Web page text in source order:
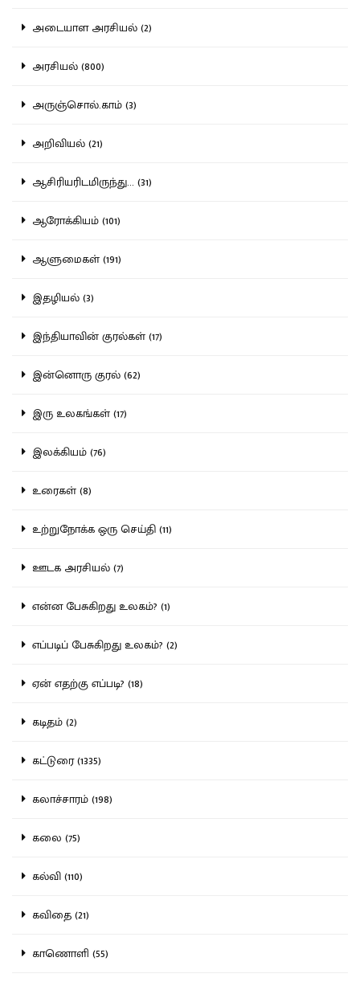
அடையாள அரசியல் (2)
அரசியல் (800)
அருஞ்சொல்.காம் (3)
அறிவியல் (21)
ஆசிரியரிடமிருந்து... (31)
ஆரோக்கியம் (101)
ஆளுமைகள் (191)
இதழியல் (3)
இந்தியாவின் குரல்கள் (17)
இன்னொரு குரல் (62)
இரு உலகங்கள் (17)
இலக்கியம் (76)
உரைகள் (8)
உற்றுநோக்க ஒரு செய்தி (11)
ஊடக அரசியல் (7)
என்ன பேசுகிறது உலகம்? (1)
எப்படிப் பேசுகிறது உலகம்? (2)
ஏன் எதற்கு எப்படி? (18)
கடிதம் (2)
கட்டுரை (1335)
கலாச்சாரம் (198)
கலை (75)
கல்வி (110)
கவிதை (21)
காணொளி (55)